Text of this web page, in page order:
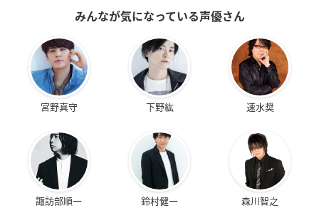
みんなが気になっている声優さん
宮野真守 下野紘 速水奨
諏訪部順一 鈴村健一 森川智之